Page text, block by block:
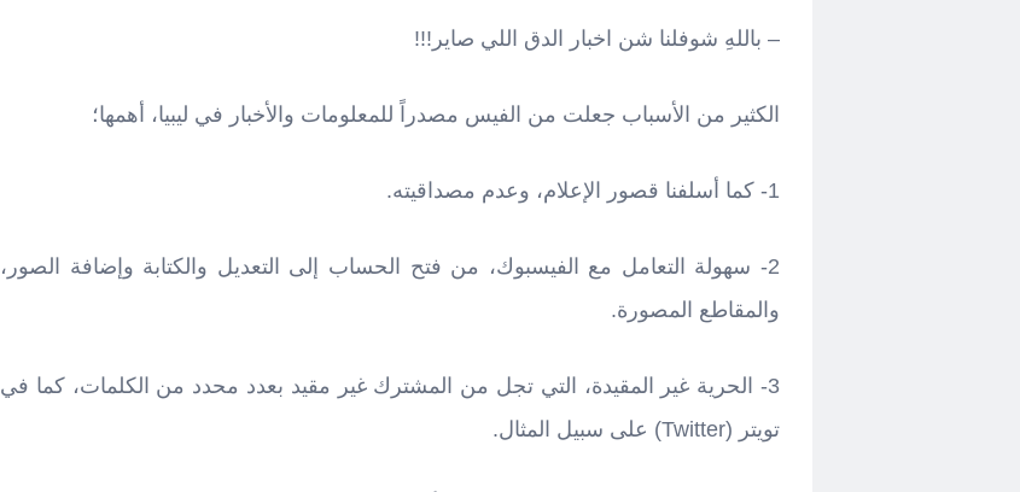
– باللهِ شوفلنا شن اخبار الدق اللي صاير!!!
الكثير من الأسباب جعلت من الفيس مصدراً للمعلومات والأخبار في ليبيا، أهمها؛
1- كما أسلفنا قصور الإعلام، وعدم مصداقيته.
2- سهولة التعامل مع الفيسبوك، من فتح الحساب إلى التعديل والكتابة وإضافة الصور،
والمقاطع المصورة.
3- الحرية غير المقيدة، التي تجل من المشترك غير مقيد بعدد محدد من الكلمات، كما في
تويتر (Twitter) على سبيل المثال.